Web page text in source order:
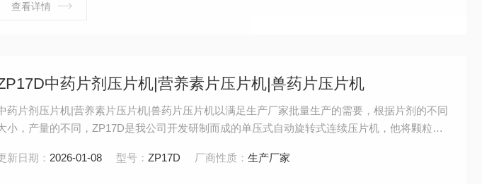
查看详情
中药片剂压片机|营养素片压片机|兽药片压片机
药片剂压片机|营养素片压片机|兽药片压片机以满足生产厂家批量生产的需要，根据片剂的不同
小，产量的不同，ZP17D是我公司开发研制而成的单压式自动旋转式连续压片机，他将颗粒状
全封闭，材料采用不锈钢，符合GMP标准。
新日期： 2026-01-08 型号：ZP17D 厂商性质：生产厂家